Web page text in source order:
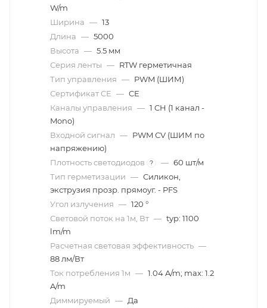
W/m
Ширина — 13
Длина — 5000
Высота — 5.5 мм
Серия ленты — RTW герметичная
Тип управления — PWM (ШИМ)
Сертификат CE — CE
Каналы управления — 1 CH (1 канал -
Mono)
Входной сигнал — PWM СV (ШИМ по
напряжению)
Плотность светодиодов
? — 60 шт/м
Тип герметизации — Силикон,
экструзия прозр. прямоуг. - PFS
Угол излучения — 120 °
Световой поток на 1м, Вт — typ: 1100
lm/m
Расчетная световая эффективность —
88 лм/Вт
Ток потребления 1м — 1.04 A/m; max: 1.2
A/m
Диммируeмый — Да